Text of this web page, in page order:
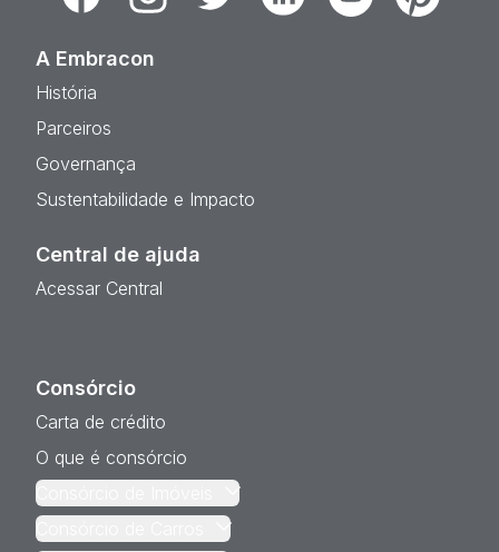
A Embracon
História
Parceiros
Governança
Sustentabilidade e Impacto
Central de ajuda
Acessar Central
Consórcio
Carta de crédito
O que é consórcio